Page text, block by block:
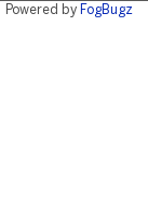
Powered by FogBugz